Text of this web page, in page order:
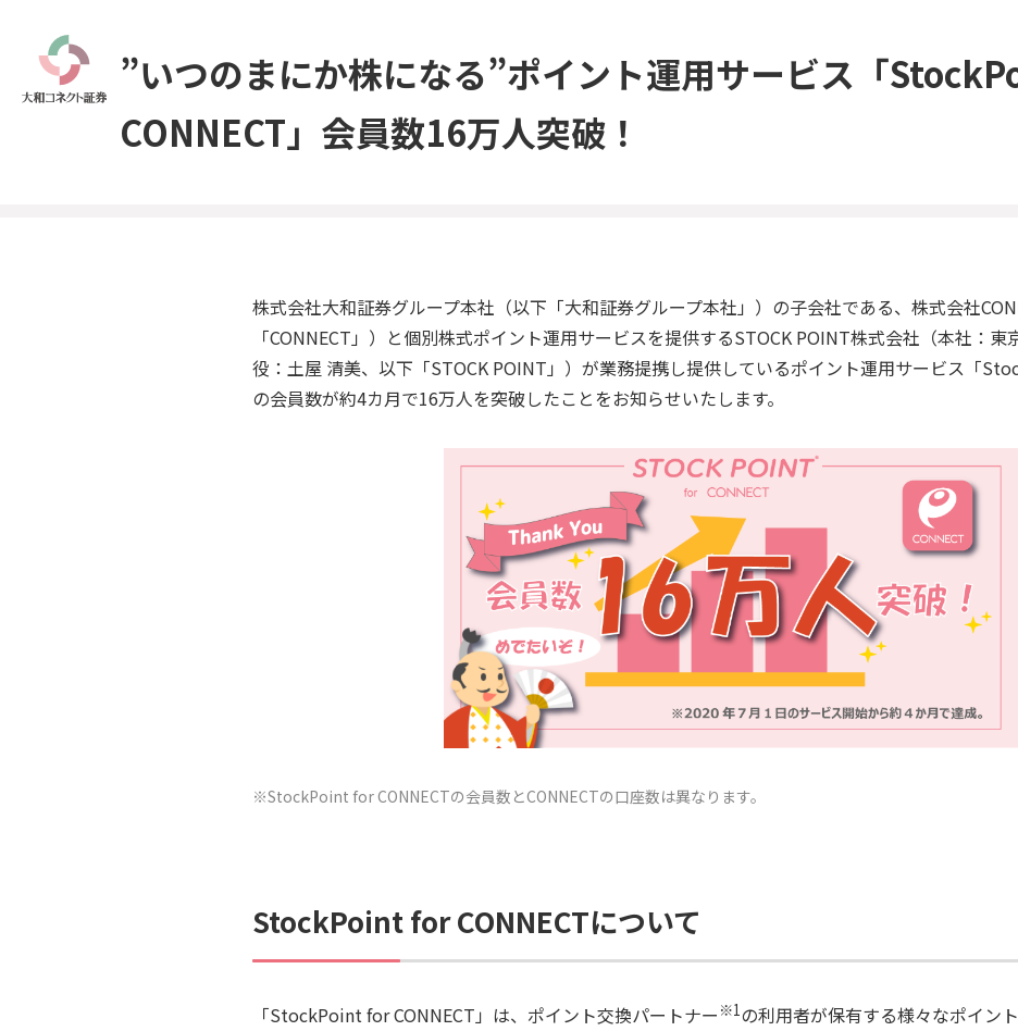
”いつのまにか株になる”ポイント運用サービス 「
CONNECT」会員数16万人突破！
株式会社大和証券グループ本社（以下「大和証券グループ本社」）の子会社である、株式会社
「CONNECT」）と個別株式ポイント運用サービスを提供するSTOCK POINT株式会社（本社：
役：土屋 清美、以下「STOCK POINT」）が業務提携し提供しているポイント運用サービス「
の会員数が約4カ月で16万人を突破したことをお知らせいたします。
※StockPoint for CONNECTの会員数とCONNECTの口座数は異なります。
StockPoint for CONNECTについて
「StockPoint for CONNECT」は、ポイント交換パートナー ※1の利用者が保有する様々なポイン